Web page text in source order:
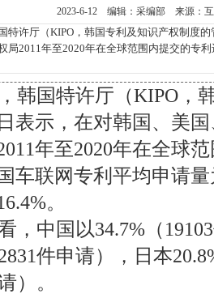
2023-6-12 编辑：采编部 来源：
许厅（KIPO，韩国专利及知识产权制度的
局2011年至2020年在全球范围内提交的专
韩国特许厅（KIPO，
表示，在对韩国、美
年至2020年在全球
车联网专利平均申请量
。
，中国以34.7%（
件申请），日本
）。